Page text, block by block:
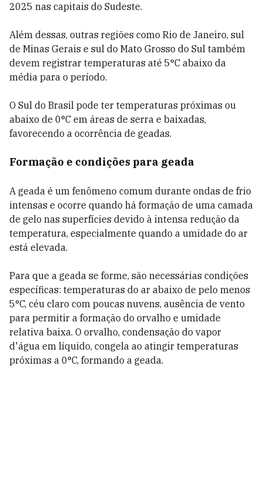
2025 nas capitais do Sudeste.
Além dessas, outras regiões como Rio de Janeiro, sul
de Minas Gerais e sul do Mato Grosso do Sul também
devem registrar temperaturas até 5°C abaixo da
média para o período.
O Sul do Brasil pode ter temperaturas próximas ou
abaixo de 0°C em áreas de serra e baixadas,
favorecendo a ocorrência de geadas.
Formação e condições para geada
A geada é um fenômeno comum durante ondas de frio
intensas e ocorre quando há formação de uma camada
de gelo nas superfícies devido à intensa redução da
temperatura, especialmente quando a umidade do ar
está elevada.
Para que a geada se forme, são necessárias condições
específicas: temperaturas do ar abaixo de pelo menos
5°C, céu claro com poucas nuvens, ausência de vento
para permitir a formação do orvalho e umidade
relativa baixa. O orvalho, condensação do vapor
d'água em líquido, congela ao atingir temperaturas
próximas a 0°C, formando a geada.